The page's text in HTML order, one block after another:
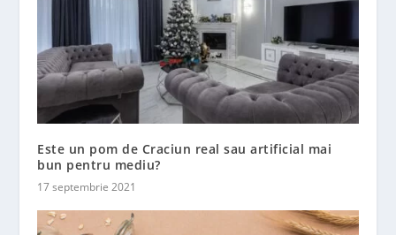
Este un pom de Craciun real sau artificial mai
bun pentru mediu?
17 septembrie 2021